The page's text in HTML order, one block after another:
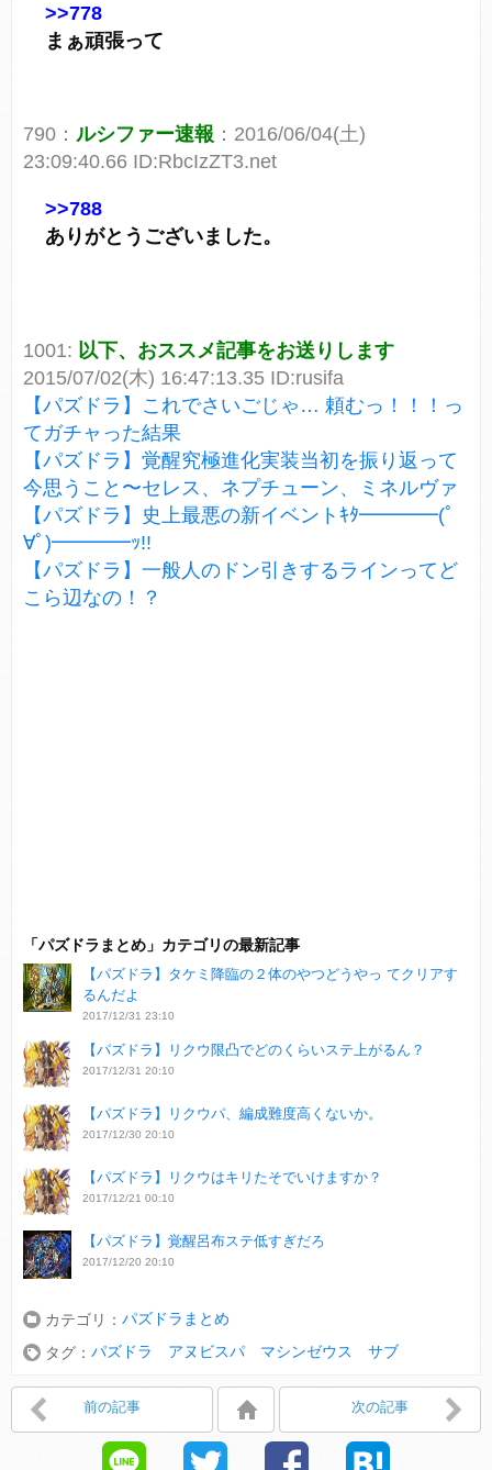
>>778
まぁ頑張って
790： ルシファー速報 ：2016/06/04(土)
23:09:40.66 ID:RbcIzZT3.net
>>788
ありがとうございました。
1001: 以下、おススメ記事をお送りします
2015/07/02(木) 16:47:13.35 ID:rusifa
【パズドラ】これでさいごじゃ… 頼むっ！！！っ
てガチャった結果
【パズドラ】覚醒究極進化実装当初を振り返って
今思うこと〜セレス、ネプチューン、ミネルヴァ
【パズドラ】史上最悪の新イベントｷﾀ━━━━(ﾟ
∀ﾟ)━━━━ｯ!!
【パズドラ】一般人のドン引きするラインってど
こら辺なの！？
「パズドラまとめ」カテゴリの最新記事
【パズドラ】タケミ降臨の２体のやつどうやっ てクリアす
るんだよ
2017/12/31 23:10
【パズドラ】リクウ限凸でどのくらいステ上がるん？
2017/12/31 20:10
【パズドラ】リクウパ、編成難度高くないか。
2017/12/30 20:10
【パズドラ】リクウはキリたそでいけますか？
2017/12/21 00:10
【パズドラ】覚醒呂布ステ低すぎだろ
2017/12/20 20:10
カテゴリ： パズドラまとめ
タグ： パズドラ アヌビスパ マシンゼウス サブ
前の記事 次の記事